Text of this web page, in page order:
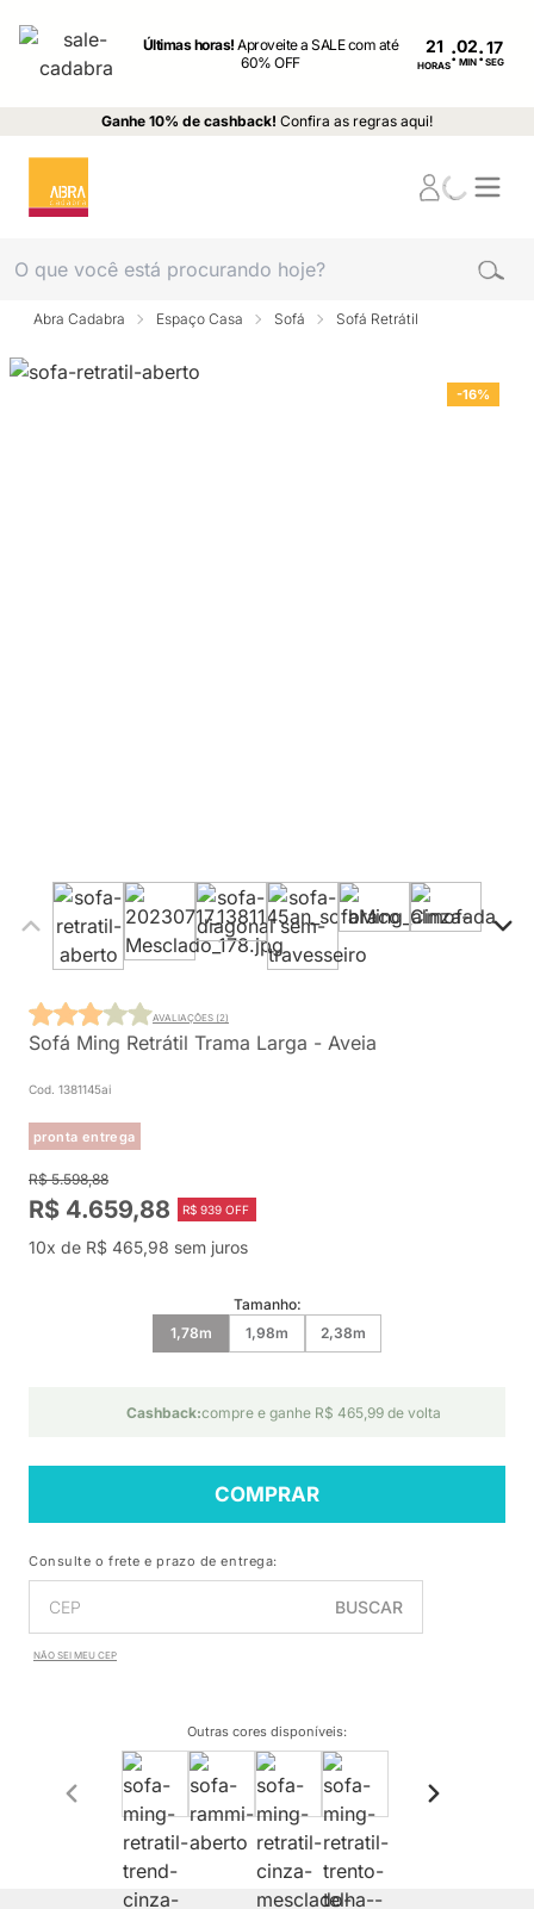
Últimas horas!Aproveite a SALE com até
60% OFF
21
HORAS: MIN : SEG
Ganhe 10% de cashback! Confira as regras aqui!
Abra Cadabra Espaço Casa Sofá Sofá Retrátil
-16%
Sofá Ming Retrátil Trama Larga - Aveia
Cod. 1381145ai
pronta entrega
AVALIAÇÕES (2)
R$ 5.598,88
R$ 4.659,88 R$ 939 OFF
10x de R$ 465,98 sem juros
Tamanho:
1,78m
1,98m 2,38m
Cashback:compre e ganhe R$ 465,99 de volta
COMPRAR
Consulte o frete e prazo de entrega:
BUSCAR
NÃO SEI MEU CEP
Outras cores disponíveis: